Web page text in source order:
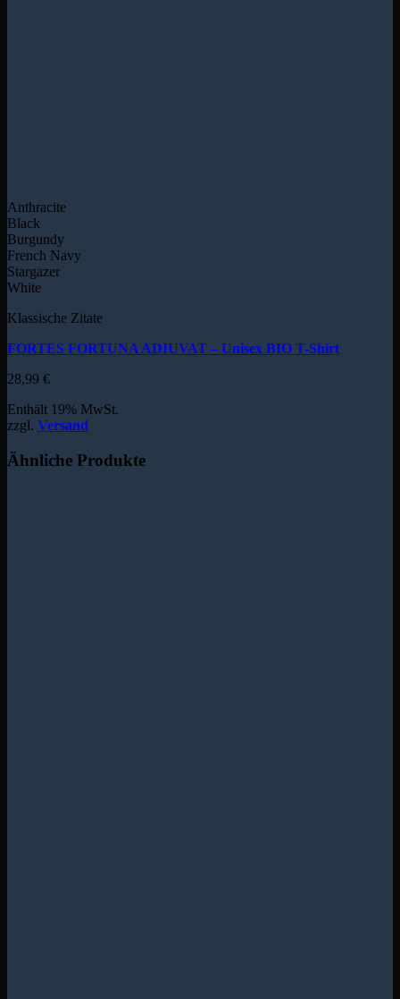
Anthracite
Black
Burgundy
French Navy
Stargazer
White
Klassische Zitate
FORTES FORTUNA ADIUVAT – Unisex BIO T-Shirt
28,99 €
Enthält 19% MwSt.
zzgl. Versand
Ähnliche Produkte